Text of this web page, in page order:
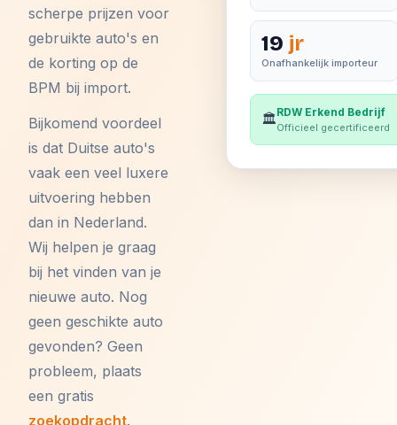
scherpe prijzen voor
gebruikte auto's en
de korting op de
BPM bij import.
Bijkomend voordeel
is dat Duitse auto's
vaak een veel luxere
uitvoering hebben
dan in Nederland.
Wij helpen je graag
bij het vinden van je
nieuwe auto. Nog
geen geschikte auto
gevonden? Geen
probleem, plaats
een gratis
zoekopdracht.
19 jr
Onafhankelijk importeur
🏛️RDW Erkend Bedrijf
Officieel gecertificeerd